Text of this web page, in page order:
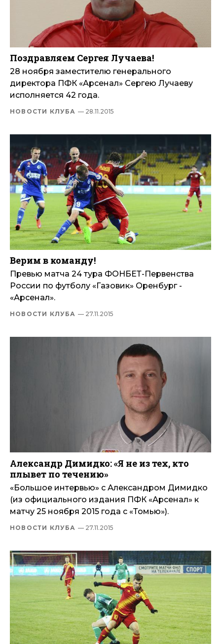
Поздравляем Сергея Лучаева!
28 ноября заместителю генерального
директора ПФК «Арсенал» Сергею Лучаеву
исполняется 42 года.
НОВОСТИ КЛУБА — 28.11.2015
Верим в команду!
Превью матча 24 тура ФОНБЕТ-Первенства
России по футболу «Газовик» Оренбург -
«Арсенал».
НОВОСТИ КЛУБА — 27.11.2015
Александр Димидко: «Я не из тех, кто
плывет по течению»
«Большое интервью» с Александром Димидко
(из официального издания ПФК «Арсенал» к
матчу 25 ноября 2015 года с «Томью»).
НОВОСТИ КЛУБА — 27.11.2015